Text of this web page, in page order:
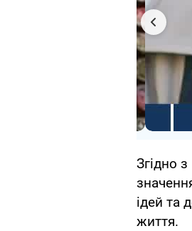
Згідно з
ідей та
життя.